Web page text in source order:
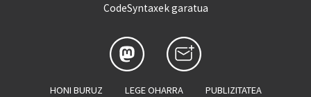
CodeSyntaxek garatua
HONI BURUZ LEGE OHARRA PUBLIZITATEA